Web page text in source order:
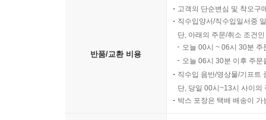
반품/교환 비용
고객의 단순변심 및 착오구
직수입양서/직수입일서중
단, 아래의 주문/취소 조건
오늘 00시 ~ 06시 30분
오늘 06시 30분 이후 주
직수입 음반/영상물/기프트
단, 당일 00시~13시 사이의
박스 포장은 택배 배송이